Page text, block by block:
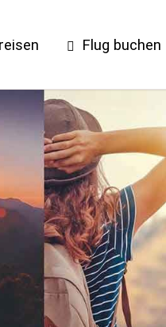
Flug buchen